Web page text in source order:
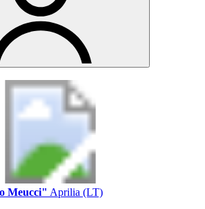
Meucci" Aprilia (LT)